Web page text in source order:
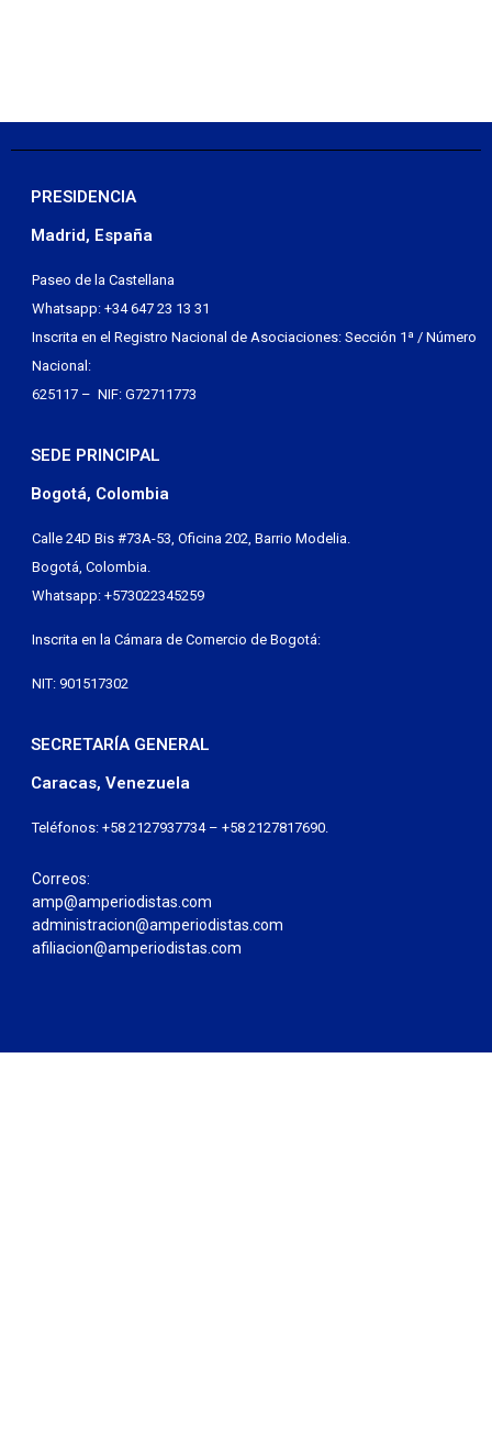
PRESIDENCIA
Madrid, España
Paseo de la Castellana
Whatsapp: +34 647 23 13 31
Inscrita en el Registro Nacional de Asociaciones: Sección 1ª / Número
Nacional:
625117 – NIF: G72711773
SEDE PRINCIPAL
Bogotá, Colombia
Calle 24D Bis #73A-53, Oficina 202, Barrio Modelia.
Bogotá, Colombia.
Whatsapp: +573022345259
Inscrita en la Cámara de Comercio de Bogotá:
NIT: 901517302
SECRETARÍA GENERAL
Caracas, Venezuela
Teléfonos: +58 2127937734 – +58 2127817690.
Correos:
amp@amperiodistas.com
administracion@amperiodistas.com
afiliacion@amperiodistas.com